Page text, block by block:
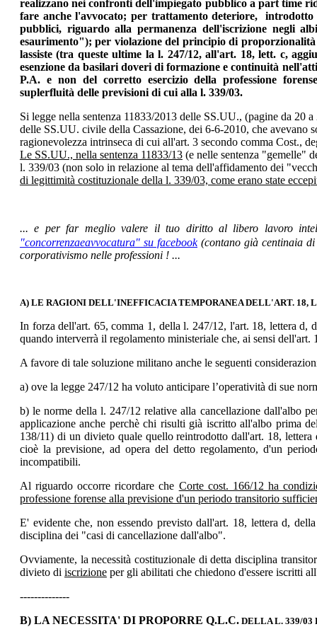
realizzano nei confronti dell'impiegato pubblico a part time
fare anche l'avvocato; per trattamento deteriore,
pubblici, riguardo alla permanenza dell'iscrizione negli
esaurimento"); per violazione del principio di
lassiste (tra queste ultime la l. 247/12, all'art. 18, lett. c,
esenzione da basilari doveri di formazione e continuità
P.A. e non del corretto esercizio della professione
suplerfluità delle previsioni di cui alla l. 339/03.
Si legge nella sentenza 11833/2013 delle SS.UU., (pagine da 20
delle SS.UU. civile della Cassazione, dei 6-6-2010, che
ragionevolezza intrinseca di cui all'art. 3 secondo comma Cost.,
Le SS.UU., nella sentenza 11833/13(e nelle sentenza "gemelle"
l. 339/03 (non solo in relazione al tema dell'affidamento dei
di legittimità costituzionale della l. 339/03, come erano state
... e per far meglio valere il tuo diritto al libero lavoro
"concorrenzaeavvocatura" su facebook(contano già centinaia
corporativismo nelle professioni ! ...
A) LE RAGIONI DELL'INEFFICACIA TEMPORANEA DELL'ART. 18,
In forza dell'art. 65, comma 1, della l. 247/12, l'art. 18, lettera d,
quando interverrà il regolamento ministeriale che, ai sensi
A favore di tale soluzione militano anche le seguenti
a) ove la legge 247/12 ha voluto anticipare l’operatività di sue
b) le norme della l. 247/12 relative alla cancellazione dall'albo
applicazione anche perchè chi risulti già iscritto all'albo prima
138/11) di un divieto quale quello reintrodotto dall'art. 18,
cioè la previsione, ad opera del detto regolamento, d'un
incompatibili.
Al riguardo occorre ricordare che Corte cost. 166/12 ha
professione forense alla previsione d'un periodo transitorio
E' evidente che, non essendo previsto dall'art. 18, lettera d,
disciplina dei "casi di cancellazione dall'albo".
Ovviamente, la necessità costituzionale di detta disciplina
divieto di iscrizioneper gli abilitati che chiedono d'essere iscritti
--------------
B) LA NECESSITA' DI PROPORRE Q.L.C.DELLA L. 339/03